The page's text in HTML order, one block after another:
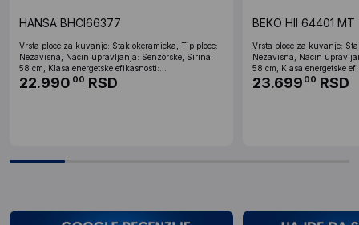
HANSA BHCI66377
Vrsta ploce za kuvanje: Staklokeramicka, Tip ploce:
Nezavisna, Nacin upravljanja: Senzorske, Sirina:
58 cm, Klasa energetske efikasnosti:...
22.990 00 RSD
BEKO HII 64401 MT
Vrsta ploce za kuvanje:
Nezavisna, Nacin
58 cm, Klasa energetske
23.699 00 RSD